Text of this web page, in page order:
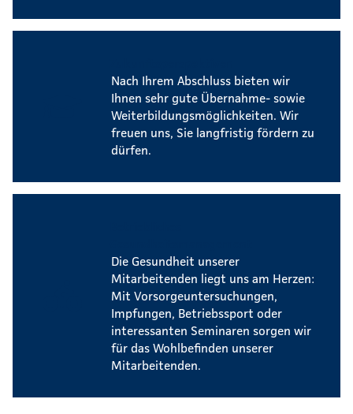
Nach Ihrem Abschluss bieten wir
Ihnen sehr gute Übernahme- sowie
Weiterbildungsmöglichkeiten. Wir
freuen uns, Sie langfristig fördern zu
dürfen.
Die Gesundheit unserer
Mitarbeitenden liegt uns am Herzen:
Mit Vorsorgeuntersuchungen,
Impfungen, Betriebssport oder
interessanten Seminaren sorgen wir
für das Wohlbefinden unserer
Mitarbeitenden.